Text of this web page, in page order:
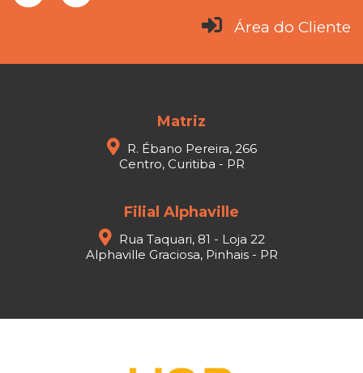
Área do Cliente
Matriz
R. Ébano Pereira, 266
Centro, Curitiba - PR
Filial Alphaville
Rua Taquari, 81 - Loja 22
Alphaville Graciosa, Pinhais - PR